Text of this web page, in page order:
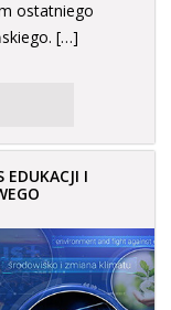
ostatniego
[…]
EDUKACJI I